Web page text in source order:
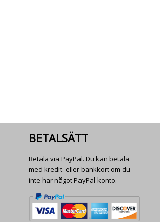
BETALSÄTT
Betala via PayPal. Du kan betala
med kredit- eller bankkort om du
inte har något PayPal-konto.